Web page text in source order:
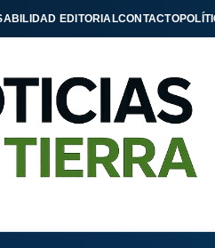
EDITORIALCONTACTO